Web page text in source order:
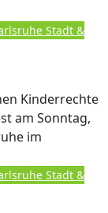
Stadt &
Kinderrechte
am Sonntag,
im
Stadt &